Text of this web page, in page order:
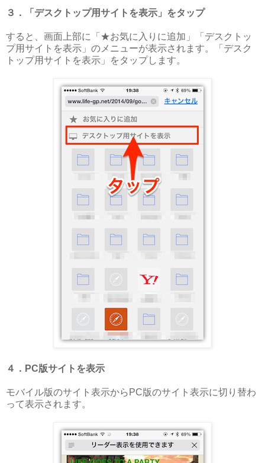
３．「デスクトップ用サイトを表示」をタップ
すると、画面上部に「★お気に入りに追加」「デスクトッ
プ用サイトを表示」のメニューが表示されます。「デスク
トップ用サイトを表示」をタップします。
４．PC版サイトを表示
モバイル版のサイト表示からPC版のサイト表示に切り替わ
って表示されます。